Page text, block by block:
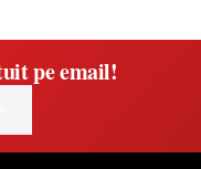
pe email!